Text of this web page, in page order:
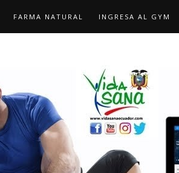
FARMA NATURAL INGRESA AL GYM